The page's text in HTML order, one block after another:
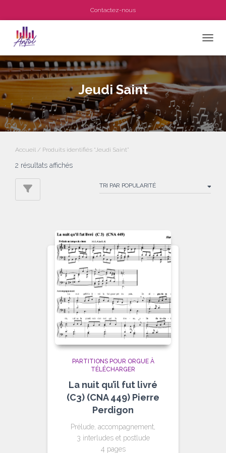
Contactez-nous
Jeudi Saint
Accueil / Produits identifiés “Jeudi Saint”
2 résultats affichésTrié
popularité
PARTITIONS POUR ORGUE À
TÉLÉCHARGER
La nuit qu’il fut livré
(C3) (CNA 449) Pierre
Perdigon
Prélude, accompagnement,
3 interludes et postlude
4 pages